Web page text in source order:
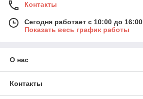
Контакты
Сегодня работает с 10:00 до 16:00
Показать весь график работы
О нас
Контакты